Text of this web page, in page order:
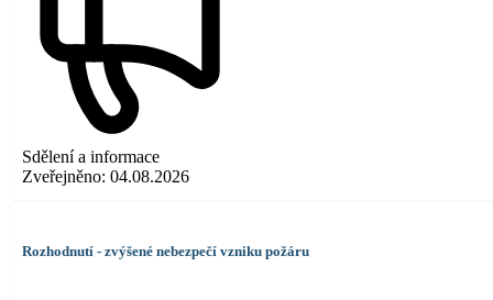
Sdělení a informace
Zveřejněno: 04.08.2026
Rozhodnutí - zvýšené nebezpečí vzniku požáru